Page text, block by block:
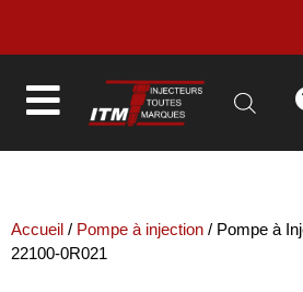
LIVRAISON EN MOINS DE 48H
Accueil / Pompe à injection / Pompe à
22100-0R021